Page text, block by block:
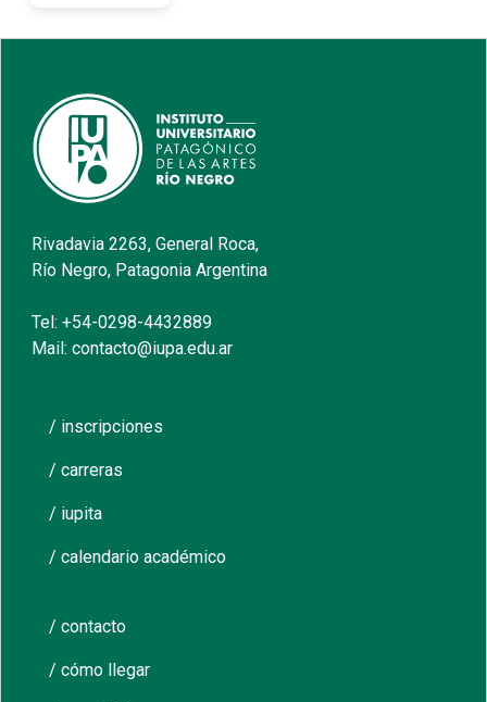
Rivadavia 2263, General Roca,
Río Negro, Patagonia Argentina
Tel: +54-0298-4432889
Mail: contacto@iupa.edu.ar
/ inscripciones
/ carreras
/ iupita
/ calendario académico
/ contacto
/ cómo llegar